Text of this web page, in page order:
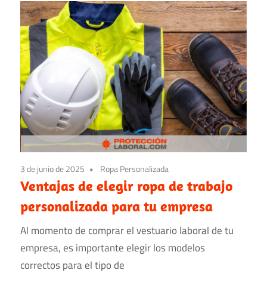
3 de junio de 2025 Ropa Personalizada
Ventajas de elegir ropa de trabajo
personalizada para tu empresa
Al momento de comprar el vestuario laboral de tu
empresa, es importante elegir los modelos
correctos para el tipo de